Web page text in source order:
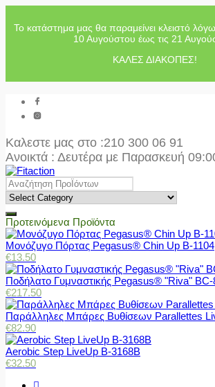
Το κατάστημα μας θα παραμείνει κλειστό
10 Αυγούστου έως τις 21
ΚΑΛΕΣ ΔΙΑΚΟΠΕΣ!
Καλεστε μας στο :210 300 06 91
Ανοικτά : Δευτέρα με Παρασκευή
Προτεινόμενα Προϊόντα
Μονόζυγο Πόρτας Pegasus® Chin Up Β-1104
€13.50
Ποδήλατο Γυμναστικής Pegasus® "Riva"
€217.50
Παράλληλες Μπάρες Βυθίσεων Parallettes
€82.90
Aerobic Step LiveUp B-3168B
€32.50